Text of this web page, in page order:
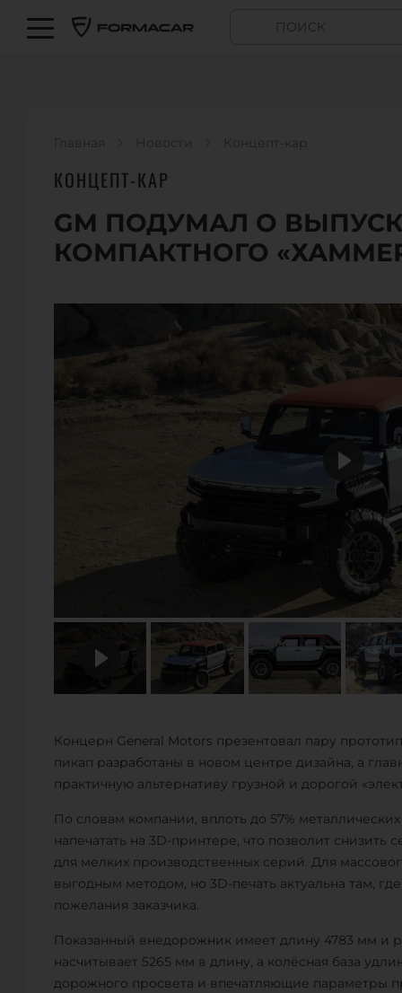
Главная Новости Концепт-кар
КОНЦЕПТ-КАР
GM ПОДУМАЛ О
КОМПАКТНОГО
Концерн General Motors презентовал пару
пикап разработаны в новом центре дизайна, а
практичную альтернативу грузной и дорогой
По словам компании, вплоть до 57%
напечатать на 3D-принтере, что позволит
для мелких производственных серий. Для
выгодным методом, но 3D-печать актуальна там,
пожелания заказчика.
Показанный внедорожник имеет длину 4783 мм и
насчитывает 5265 мм в длину, а колёсная база
дорожного просвета и впечатляющие параметры